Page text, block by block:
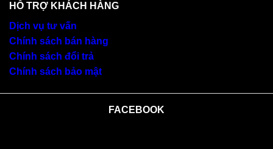
HỖ TRỢ KHÁCH HÀNG
Dịch vụ tư vấn
Chính sách bán hàng
Chính sách đổi trả
Chính sách bảo mật
FACEBOOK